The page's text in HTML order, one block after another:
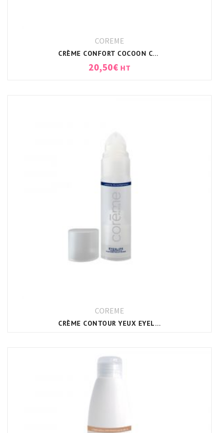
COREME
CRÈME CONFORT COCOON CREAM CORÈME
20,50€ HT
COREME
CRÈME CONTOUR YEUX EYELIPS CORÈME (ANTI-ÂGE)